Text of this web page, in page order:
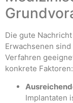
Die gute
Erwachsenen
Verfahren
konkrete Faktoren:
Implantaten